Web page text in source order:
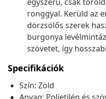
ronggyal. Kerüld az
dörzsölős szerek
burgonya
szövetet, így
Specifikációk
Szín: Zöld